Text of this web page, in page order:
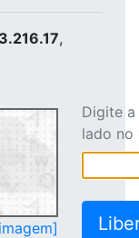
,
Digite
lado no